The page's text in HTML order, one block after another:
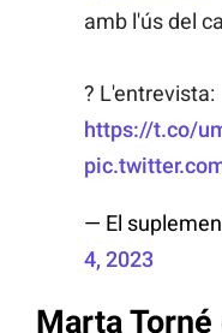
amb l'ús del
? L'entrevista:
https://t.co/
— El
4, 2023
Marta